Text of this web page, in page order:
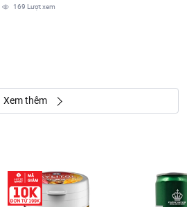
169 Lượt xem
Xem thêm